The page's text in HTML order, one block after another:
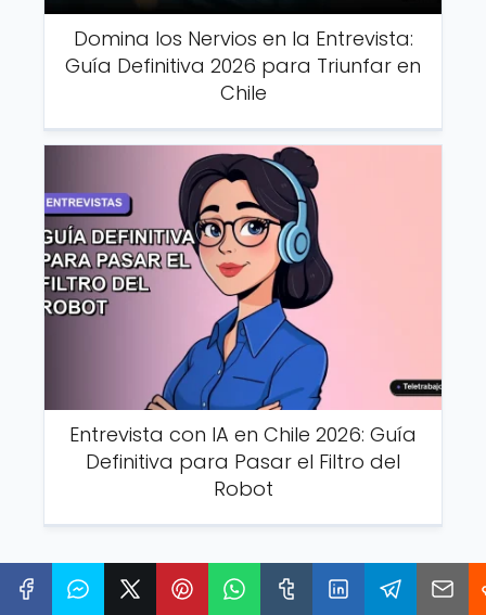
Domina los Nervios en la Entrevista:
Guía Definitiva 2026 para Triunfar en
Chile
Entrevista con IA en Chile 2026: Guía
Definitiva para Pasar el Filtro del
Robot